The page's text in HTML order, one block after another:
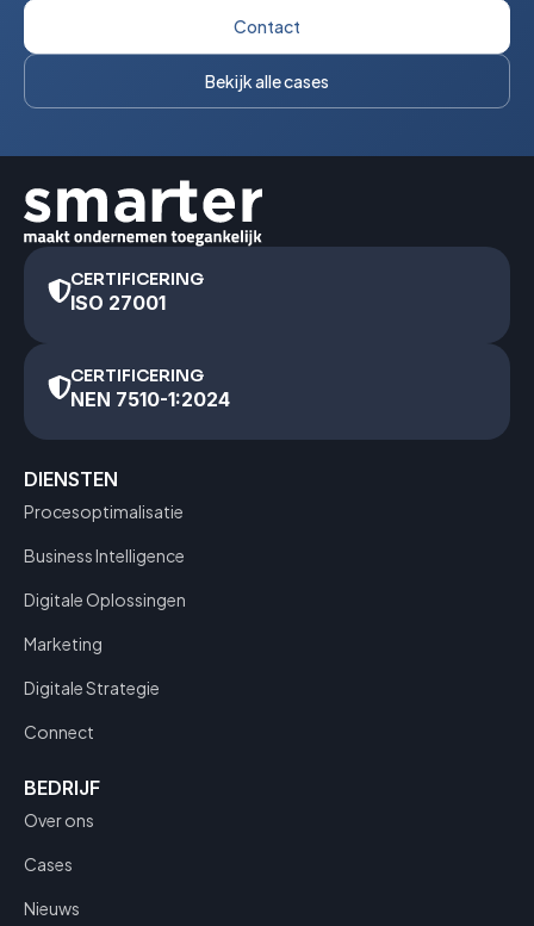
Contact
Bekijk alle cases
CERTIFICERING
ISO 27001
CERTIFICERING
NEN 7510-1:2024
DIENSTEN
Procesoptimalisatie
Business Intelligence
Digitale Oplossingen
Marketing
Digitale Strategie
Connect
BEDRIJF
Over ons
Cases
Nieuws